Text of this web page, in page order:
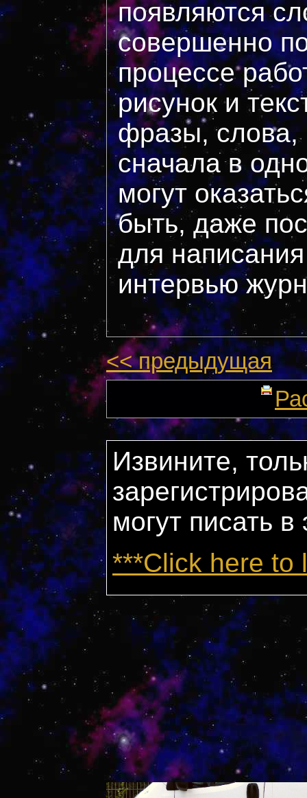
появляются
совершенно
процессе
рисунок и
фразы, слова,
сначала в
могут
быть, даже
для
интервью
<< предыдущая
Извините,
могут писать
***Click here to